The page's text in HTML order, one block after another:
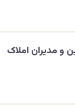
و مدیران املاک